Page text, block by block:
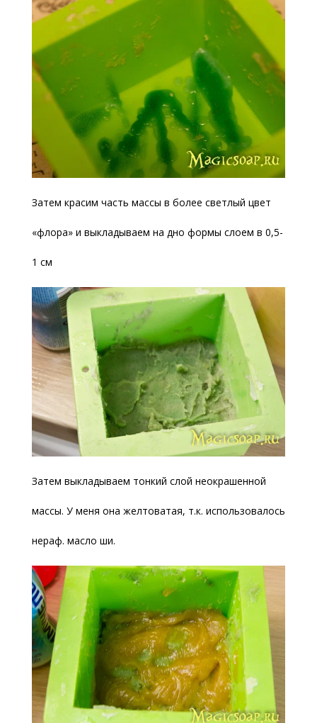
Затем красим часть массы в более светлый цвет
«флора» и выкладываем на дно формы слоем в 0,5-
1 см
Затем выкладываем тонкий слой неокрашенной
массы. У меня она желтоватая, т.к. использовалось
нераф. масло ши.